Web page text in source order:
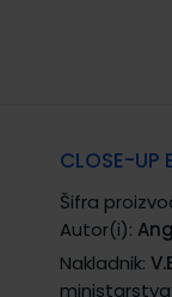
CLOSE-
Šifra
Autor(i):
Nakladnik:
ministarstva: